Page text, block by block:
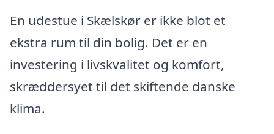
En udestue i Skælskør er ikke blot et
ekstra rum til din bolig. Det er en
investering i livskvalitet og komfort,
skræddersyet til det skiftende danske
klima.